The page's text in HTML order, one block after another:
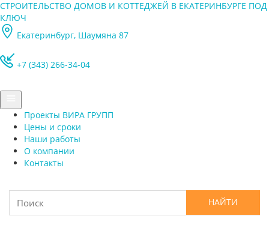
СТРОИТЕЛЬСТВО ДОМОВ И КОТТЕДЖЕЙ В ЕКАТЕРИНБУРГЕ ПОД
КЛЮЧ
Екатеринбург, Шаумяна 87
+7 (343) 266-34-04
Проекты ВИРА ГРУПП
Цены и сроки
Наши работы
О компании
Контакты